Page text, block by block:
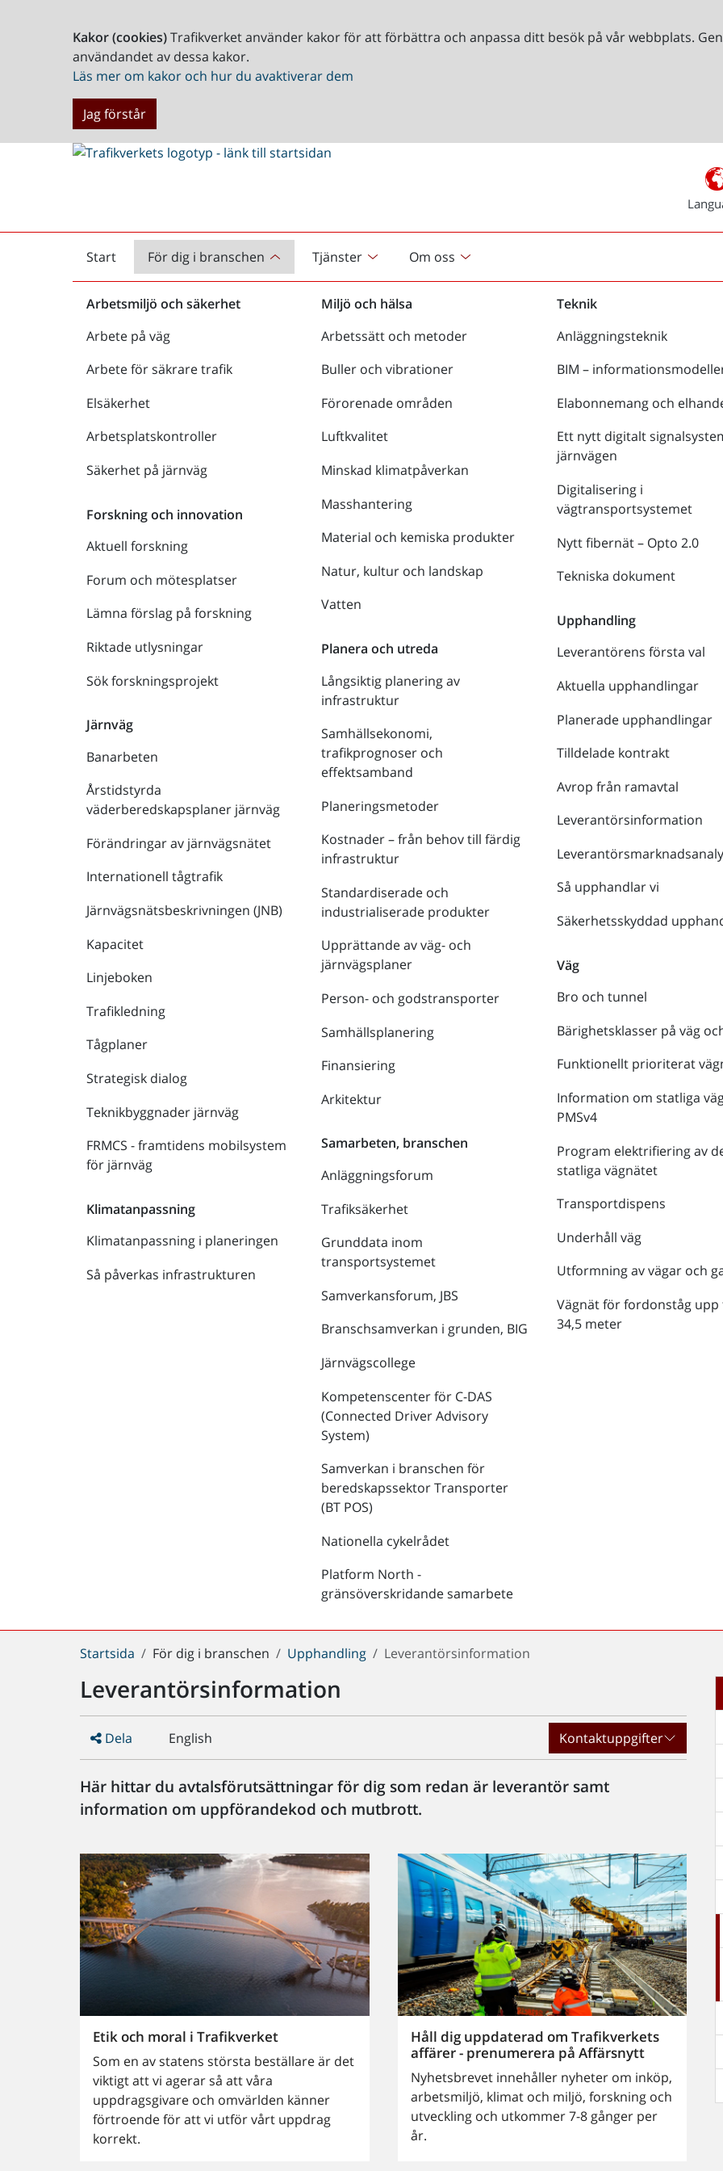
Kakor (cookies)Trafikverket använder kakor för att förbättra och anpassa ditt besök på vår webbplats.
användandet av dessa kakor.
Läs mer om kakor och hur du avaktiverar dem
Jag förstår
Start
Startsida För dig i branschen Tjänster Om oss
Arbetsmiljö och säkerhet
Arbete på väg
Arbete för säkrare trafik
Elsäkerhet
Arbetsplatskontroller
Säkerhet på järnväg
Forskning och innovation
Aktuell forskning
Forum och mötesplatser
Lämna förslag på forskning
Riktade utlysningar
Sök forskningsprojekt
Järnväg
Banarbeten
Årstidstyrda
väderberedskapsplaner järnväg
Förändringar av järnvägsnätet
Internationell tågtrafik
Järnvägsnätsbeskrivningen (JNB)
Kapacitet
Linjeboken
Trafikledning
Tågplaner
Strategisk dialog
Teknikbyggnader järnväg
FRMCS - framtidens mobilsystem
för järnväg
Klimatanpassning
Klimatanpassning i planeringen
Så påverkas infrastrukturen
Miljö och hälsa
Arbetssätt och metoder
Buller och vibrationer
Förorenade områden
Luftkvalitet
Minskad klimatpåverkan
Masshantering
Material och kemiska produkter
Natur, kultur och landskap
Vatten
Planera och utreda
Långsiktig planering av
infrastruktur
Samhällsekonomi,
trafikprognoser och
effektsamband
Planeringsmetoder
Kostnader – från behov till färdig
infrastruktur
Standardiserade och
industrialiserade produkter
Upprättande av väg- och
järnvägsplaner
Person- och godstransporter
Samhällsplanering
Finansiering
Arkitektur
Samarbeten, branschen
Anläggningsforum
Trafiksäkerhet
Grunddata inom
transportsystemet
Samverkansforum, JBS
Branschsamverkan i grunden, BIG
Järnvägscollege
Kompetenscenter för C-DAS
(Connected Driver Advisory
System)
Samverkan i branschen för
beredskapssektor Transporter
(BT POS)
Nationella cykelrådet
Platform North -
gränsöverskridande samarbete
Teknik
Anläggningsteknik
BIM –
Elabonnemang och
Ett nytt digitalt
järnvägen
Digitalisering i
vägtransportsystemet
Nytt fibernät – Opto 2.0
Tekniska dokument
Upphandling
Leverantörens första val
Aktuella upphandlingar
Planerade upphandlingar
Tilldelade kontrakt
Avrop från ramavtal
Leverantörsinformation
Så upphandlar vi
Säkerhetsskyddad
Väg
Bro och tunnel
Bärighetsklasser på väg
Funktionellt prioriterat
Information om statliga
PMSv4
Program elektrifiering av
statliga vägnätet
Transportdispens
Underhåll väg
Utformning av vägar och
Vägnät för fordonståg upp
34,5 meter
Du
här:
Startsida För dig i branschen Upphandling Leverantörsinformation
Leverantörsinformation
Dela English Kontaktuppgifter
Här hittar du avtalsförutsättningar för dig som redan är leverantör samt
information om uppförandekod och mutbrott.
Etik och moral i Trafikverket
Som en av statens största beställare är det
viktigt att vi agerar så att våra
uppdragsgivare och omvärlden känner
förtroende för att vi utför vårt uppdrag
korrekt.
Håll dig uppdaterad om Trafikverkets
affärer - prenumerera på Affärsnytt
Nyhetsbrevet innehåller nyheter om inköp,
arbetsmiljö, klimat och miljö, forskning och
utveckling och utkommer 7-8 gånger per
år.